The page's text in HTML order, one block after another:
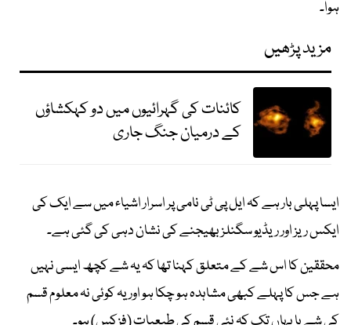
ہوا۔
مزید پڑھیں
کائنات کی گہرائیوں میں دو کہکشاؤں
کے درمیان جنگ جاری
ایسا پہلی بار ہے کہ ایل پی ٹی نامی پر اسرار اشیاء میں سے ایک کی
ایکس ریز اور ریڈیو سگنلز بھیجنے کی نشان دہی کی گئی ہے۔
محققین کا اس شے کے متعلق کہنا تھا کہ یہ شے کچھ ایسی نہیں
ہے جس کا پہلے کبھی مشاہدہ ہو چکا ہو اور یہ کوئی نہ معلوم قسم